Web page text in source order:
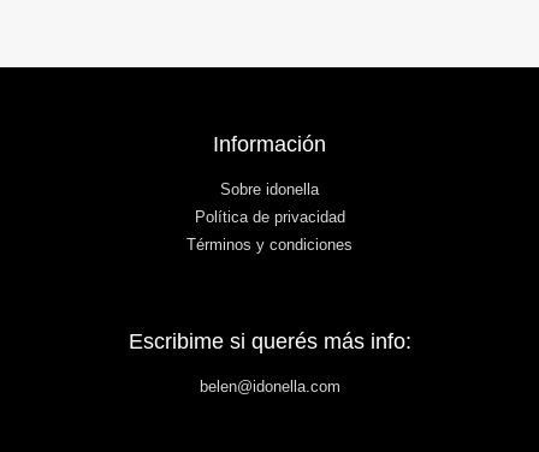
Información
Sobre idonella
Política de privacidad
Términos y condiciones
Escribime si querés más info:
belen@idonella.com